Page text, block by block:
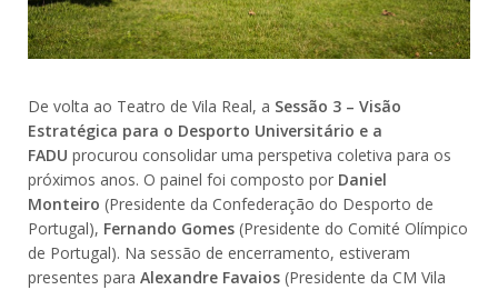
De volta ao Teatro de Vila Real, a Sessão 3 – Visão
Estratégica para o Desporto Universitário e a
FADU procurou consolidar uma perspetiva coletiva para os
próximos anos. O painel foi composto por Daniel
Monteiro (Presidente da Confederação do Desporto de
Portugal), Fernando Gomes (Presidente do Comité Olímpico
de Portugal). Na sessão de encerramento, estiveram
presentes para Alexandre Favaios (Presidente da CM Vila